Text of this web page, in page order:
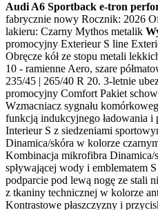
Audi A6 Sportback e-tron
fabrycznie nowy Rocznik: 2026
lakieru: Czarny Mythos metalik
promocyjny Exterieur S line
Obręcze kół ze stopu metali
10 - ramienne Aero, szare
235/45 | 265/40 R 20. 3-letnie
promocyjny Comfort Pakiet
Wzmacniacz sygnału
funkcją indukcyjnego ładowania i
Interieur S z siedzeniami
Dinamica/skóra w kolorze
Kombinacja mikrofibra
spływającej wody i emblematem
podparcie pod lewą nogę ze stali
z tkaniny technicznej w kolorze
Kontrastowe płaszczyzny i